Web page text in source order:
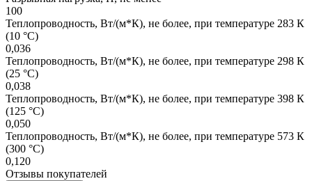
100
Теплопроводность, Вт/(м*К), не более, при температуре 283 К
(10 °С)
0,036
Теплопроводность, Вт/(м*К), не более, при температуре 298 К
(25 °С)
0,038
Теплопроводность, Вт/(м*К), не более, при температуре 398 К
(125 °С)
0,050
Теплопроводность, Вт/(м*К), не более, при температуре 573 К
(300 °С)
0,120
Отзывы покупателей